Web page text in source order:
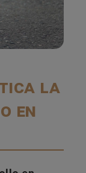
la
en